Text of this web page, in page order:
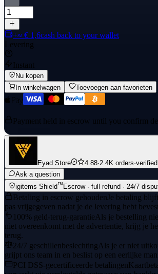
+≈ € 1,6cash back to your wallet
Levering
Instant
Nu kopen
In winkelwagen
Toevoegen aan favorieten
Payment held in escrow until you confirm
Eyad Store 4.88·2.4K orders·
Ask a question
igitems Shield™ Escrow · full refund · 24/7
Betaling in escrow gehouden Je betaling
pas vrijgegeven nadat je de levering hebt
100% geld-terug-garantieAls je bestelling
niet overeenkomt met de advertentie, krijg je
terug.
24/7 geschillenbeslechtingAls je er niet
grijpt ons team in en beslist op een eerlijke
PCI DSS-gecertificeerde betalingen